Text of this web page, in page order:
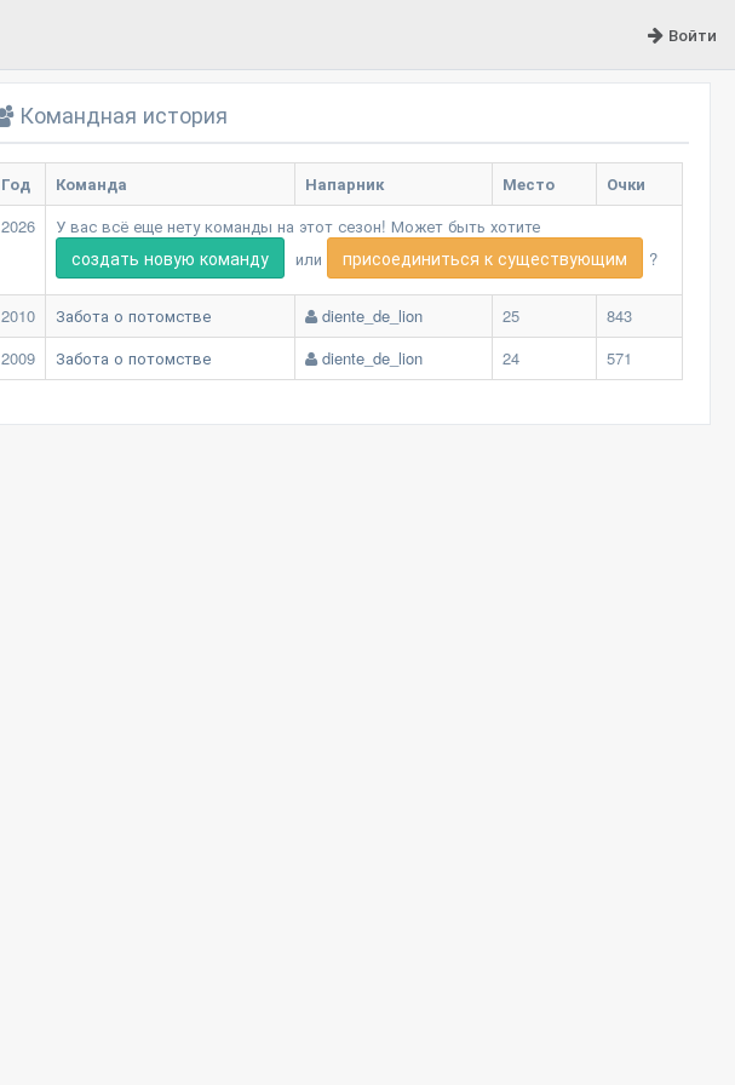
Войти
Командная история
Год Команда Напарник Место
Очки
2026
У вас всё еще нету команды на этот сезон! Может быть хотите
создать новую команду или присоединиться к существующим ?
2010 Забота о потомстве diente_de_lion 25
843
2009
Забота о потомстве diente_de_lion 24 571